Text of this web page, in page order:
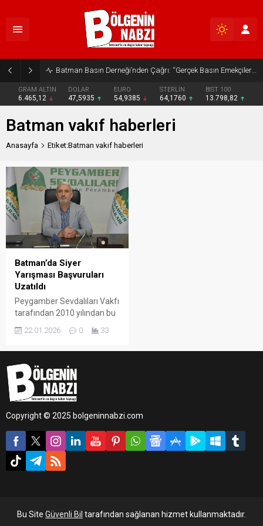
Batman Basın Derneği’nden Çağrı: “Gerçek Basın Emekçileri Desteklenmeli”
GRAM ALTIN
6.465,12
DOLAR
47,5935
EURO
54,9385
STERLİN
64,1760
BIST 100
13.798,82
Batman vakıf haberleri
Anasayfa Etiket:Batman vakıf haberleri
Batman’da Siyer
Yarışması Başvuruları
Uzatıldı
Peygamber Sevdalıları Vakfı
tarafından 2010 yılından bu
geleneksel hâle gelen Siyer
“Kaybedeni olmayan”
yarışma için Batman
genelinde yoğun ilgi olduğu
22.01.2026 0 33
Copyright © 2025 bolgeninnabzi.com
Bu Site Güvenli Bil tarafından sağlanan hizmet kullanmaktadır.